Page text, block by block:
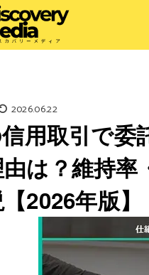
2026.06.22
用取引で委
は？維持
2026年版】